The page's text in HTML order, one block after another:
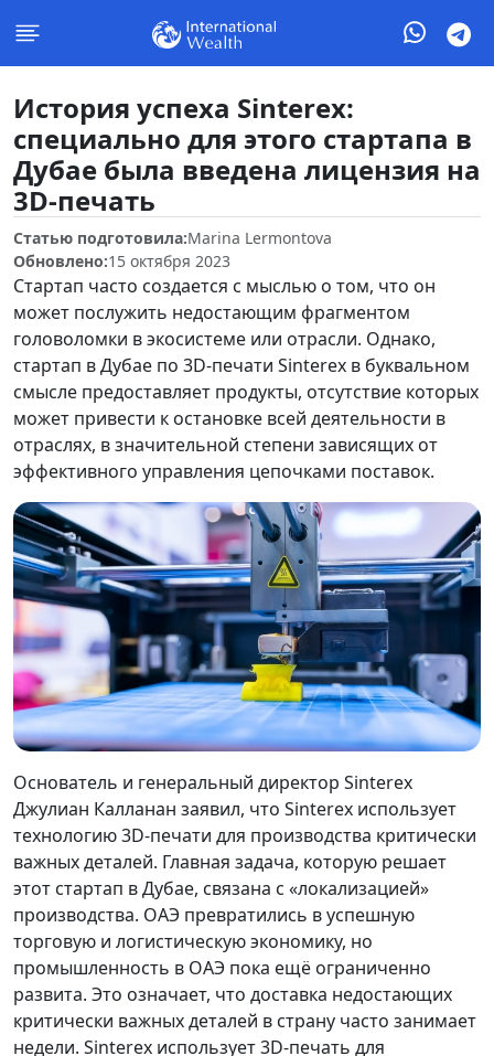
История успеха Sinterex:
специально для этого стартапа в
Дубае была введена лицензия на
3D-печать
Статью подготовила:Marina Lermontova
Обновлено:15 октября 2023
Стартап часто создается с мыслью о том, что он
может послужить недостающим фрагментом
головоломки в экосистеме или отрасли. Однако,
стартап в Дубае по 3D-печати Sinterex в буквальном
смысле предоставляет продукты, отсутствие которых
может привести к остановке всей деятельности в
отраслях, в значительной степени зависящих от
эффективного управления цепочками поставок.
Основатель и генеральный директор Sinterex
Джулиан Калланан заявил, что Sinterex использует
технологию 3D-печати для производства критически
важных деталей. Главная задача, которую решает
этот стартап в Дубае, связана с «локализацией»
производства. ОАЭ превратились в успешную
торговую и логистическую экономику, но
промышленность в ОАЭ пока ещё ограниченно
развита. Это означает, что доставка недостающих
критически важных деталей в страну часто занимает
недели. Sinterex использует 3D-печать для